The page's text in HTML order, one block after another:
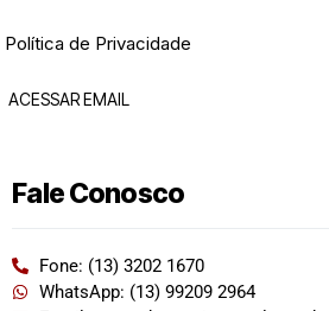
Política de Privacidade
ACESSAR EMAIL
Fale Conosco
Fone: (13) 3202 1670
WhatsApp: (13) 99209 2964